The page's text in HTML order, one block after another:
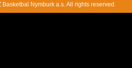
Nymburk a.s. All rights reserved.